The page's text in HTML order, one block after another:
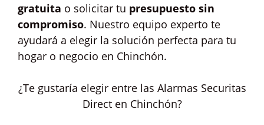
gratuita o solicitar tu presupuesto sin
compromiso. Nuestro equipo experto te
ayudará a elegir la solución perfecta para tu
hogar o negocio en Chinchón.
¿Te gustaría elegir entre las Alarmas Securitas
Direct en Chinchón?